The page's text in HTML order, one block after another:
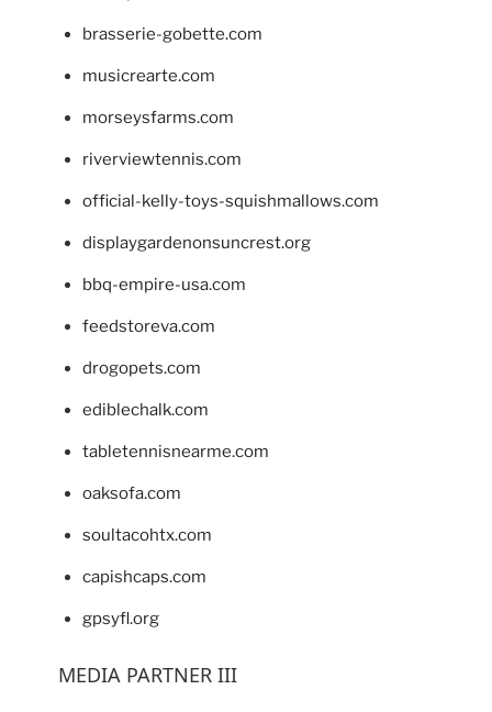
brasserie-gobette.com
musicrearte.com
morseysfarms.com
riverviewtennis.com
official-kelly-toys-squishmallows.com
displaygardenonsuncrest.org
bbq-empire-usa.com
feedstoreva.com
drogopets.com
ediblechalk.com
tabletennisnearme.com
oaksofa.com
soultacohtx.com
capishcaps.com
gpsyfl.org
MEDIA PARTNER III